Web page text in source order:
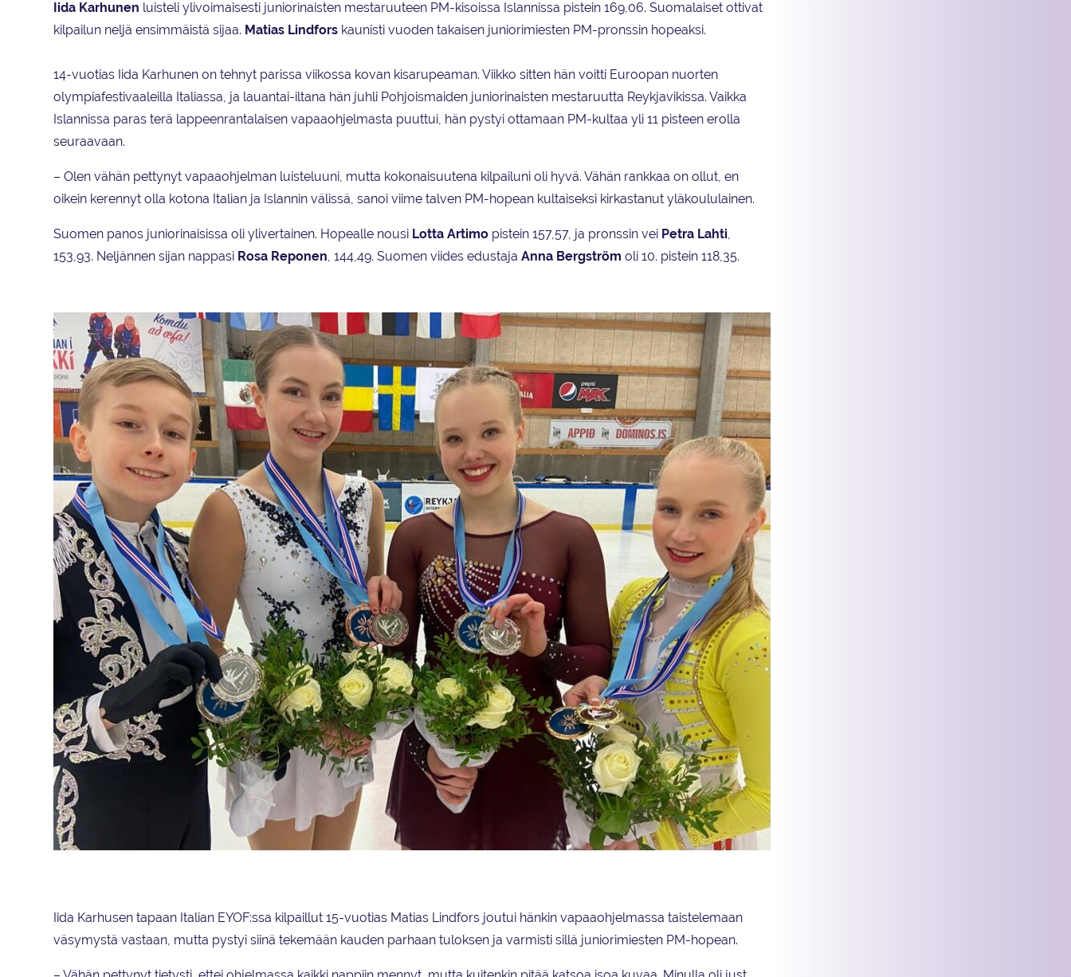
Iida Karhunen luisteli ylivoimaisesti juniorinaisten mestaruuteen PM-kisoissa Islannissa pistein 169,06. Suomalaiset ottivat
kilpailun neljä ensimmäistä sijaa. Matias Lindfors kaunisti vuoden takaisen juniorimiesten PM-pronssin hopeaksi.
14-vuotias Iida Karhunen on tehnyt parissa viikossa kovan kisarupeaman. Viikko sitten hän voitti Euroopan nuorten
olympiafestivaaleilla Italiassa, ja lauantai-iltana hän juhli Pohjoismaiden juniorinaisten mestaruutta Reykjavikissa. Vaikka
Islannissa paras terä lappeenrantalaisen vapaaohjelmasta puuttui, hän pystyi ottamaan PM-kultaa yli 11 pisteen erolla
seuraavaan.
– Olen vähän pettynyt vapaaohjelman luisteluuni, mutta kokonaisuutena kilpailuni oli hyvä. Vähän rankkaa on ollut, en
oikein kerennyt olla kotona Italian ja Islannin välissä, sanoi viime talven PM-hopean kultaiseksi kirkastanut yläkoululainen.
Suomen panos juniorinaisissa oli ylivertainen. Hopealle nousi Lotta Artimo pistein 157,57, ja pronssin vei Petra Lahti,
153,93. Neljännen sijan nappasi Rosa Reponen, 144,49. Suomen viides edustaja Anna Bergström oli 10. pistein 118,35.
Iida Karhusen tapaan Italian EYOF:ssa kilpaillut 15-vuotias Matias Lindfors joutui hänkin vapaaohjelmassa taistelemaan
väsymystä vastaan, mutta pystyi siinä tekemään kauden parhaan tuloksen ja varmisti sillä juniorimiesten PM-hopean.